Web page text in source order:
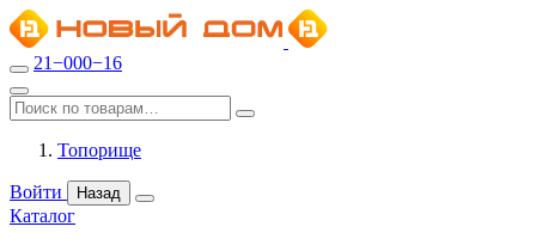
21−000−16
Топорище
Войти Назад
Каталог